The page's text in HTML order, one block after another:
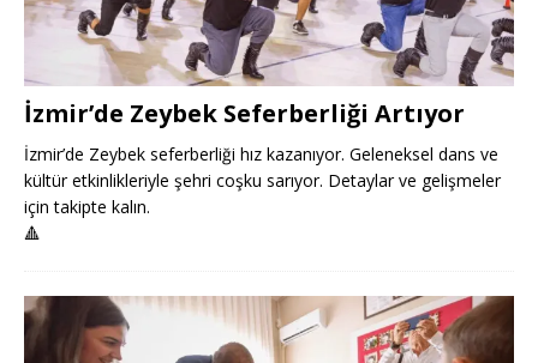
İzmir’de Zeybek Seferberliği Artıyor
İzmir’de Zeybek seferberliği hız kazanıyor. Geleneksel dans ve
kültür etkinlikleriyle şehri coşku sarıyor. Detaylar ve gelişmeler
için takipte kalın.
🔺